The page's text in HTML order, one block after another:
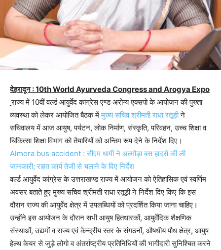
देहरादून : 10th World Ayurveda Congress and Arogya Expo
राज्य में 10वीं वर्ल्ड आयुर्वेद कांग्रेस एण्ड अरोग्य एक्सपो के आयोजन की पुख्ता
व्यवस्था को लेकर आयोजित बैठक मेंमुख्य सचिव श्रीमती राधा रतूड़ीने
सचिवालय में आज आयुष, पर्यटन, लोक निर्माण, संस्कृति, परिवहन, उच्च शिक्षा व
चिकित्सा शिक्षा विभाग को तैयारियों को अन्तिम रूप देने के निर्देश दिए।
Almora bus accident : सीएम धामी ने अल्मोड़ा बस हादसे की ली
जानकारी; राहत कार्य तेजी से चलाने के दिए निर्देश
वर्ल्ड आयुर्वेद कांग्रेस के उत्तराखण्ड राज्य में आयोजन को ऐतिहासिक एवं स्वर्णिम
अवसर बताते हुए मुख्य सचिव श्रीमती राधा रतूड़ी ने निर्देश दिए किए कि इस
दौरान राज्य की आयुर्वेद क्षेत्र में उपलब्धियों को प्रदर्शित किया जाना चाहिए।
उन्होंने इस आयोजन के दौरान सभी आयुष हितधारकों, आयुर्वेदिक शैक्षणिक
संस्थाओं, उद्यमों व राज्य एवं केन्द्रीय स्तर के संगठनों, औषधीय पौध क्षेत्र, आयुष
हेल्थ केयर से जुड़े लोगो व अंतर्राष्ट्रीय प्रतिनिधियों की भागीदारी सुनिश्चित करने